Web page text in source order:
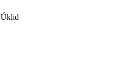
Úklid